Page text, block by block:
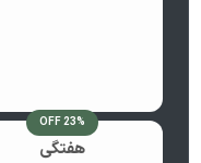
23% OFF
هفتگی